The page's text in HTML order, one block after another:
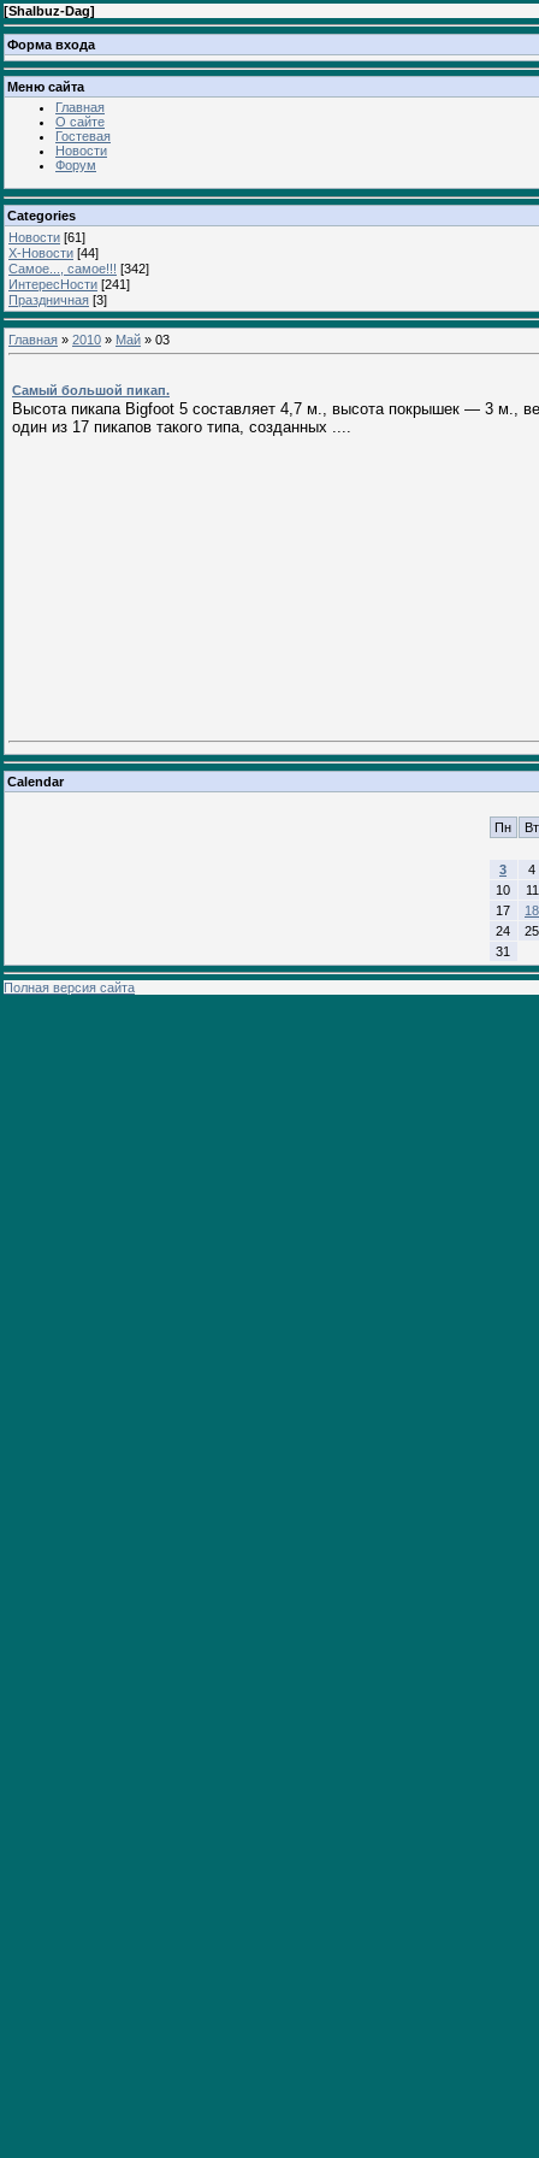
[Shalbuz-Dag]
Форма входа
Меню сайта
Главная
О сайте
Гостевая
Новости
Форум
Categories
Новости [61]
Х-Новости [44]
Самое..., самое!!! [342]
ИнтересНости [241]
Праздничная [3]
Главная » 2010 » Май » 03
Самый большой пикап.
Высота пикапа Bigfoot 5 составляет 4,7 м., высота покрышек — 3 м.,
один из 17 пикапов такого типа, созданных ....
Calendar
Пн Вт
3
4
10
11
17
18
24
25
31
Полная версия сайта